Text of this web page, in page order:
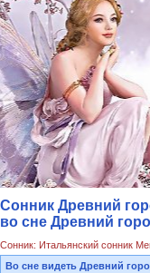
Сонник Древний
во сне Древний
Сонник: Итальянский сонник
Во сне видеть Древний